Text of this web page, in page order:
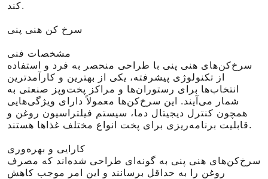
کند.
سرخ کن هنی پنی
مشخصات فنی
سرخ‌کن‌های هنی پنی با طراحی منحصر به فرد و استفاده
از تکنولوژی پیشرفته، یکی از بهترین و کارآمدترین
انتخاب‌ها برای رستوران‌ها و مراکز پخت‌وپز صنعتی به
شمار می‌آیند. این سرخ‌کن‌ها معمولاً دارای ویژگی‌هایی
همچون کنترل دیجیتال دما، سیستم فیلتراسیون روغن و
قابلیت برنامه‌ریزی برای پخت انواع مختلف غذاها هستند.
کارایی و بهره‌وری
سرخ‌کن‌های هنی پنی به گونه‌ای طراحی شده‌اند که مصرف
روغن را به حداقل برسانند و این امر موجب کاهش